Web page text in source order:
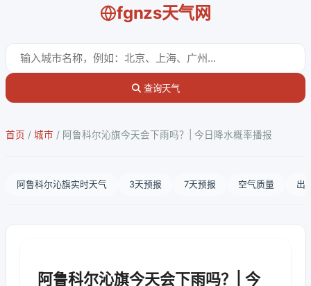
fgnzs天气网
查询天气
首页 / 城市 / 阿鲁科尔沁旗今天会下雨吗？| 今日降水概率播报
阿鲁科尔沁旗实时天气 3天预报 7天预报 空气质量 出
阿鲁科尔沁旗今天会下雨吗？| 今